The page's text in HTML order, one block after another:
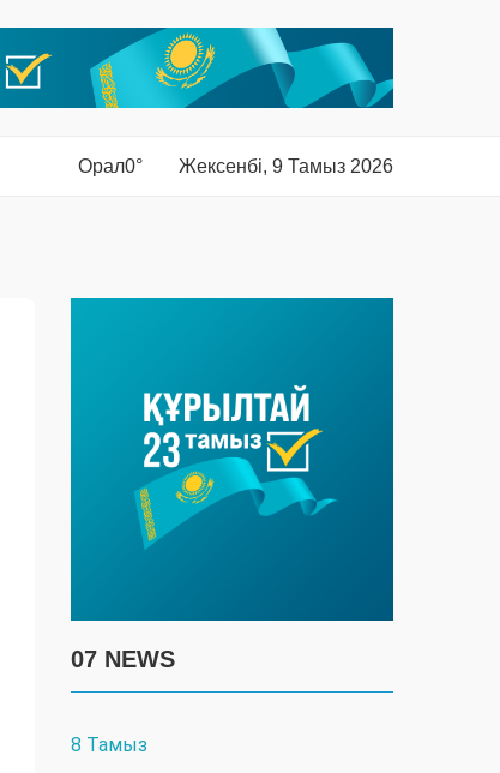
Орал0° Жексенбі, 9 Тамыз 2026
07 NEWS
8 Тамыз